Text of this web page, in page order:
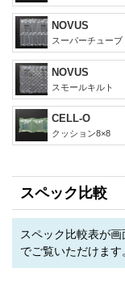
NOVUS
スーパーチューブ
NOVUS
スモールキルト
CELL-O
クッション8×8
スペック比較
スペック比較表が
でご覧いただけます